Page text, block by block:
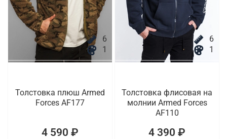
6
1
Толстовка плюш Armed
Forces AF177
4 590 ₽
6
1
Толстовка флисовая на
молнии Armed Forces
AF110
4 390 ₽